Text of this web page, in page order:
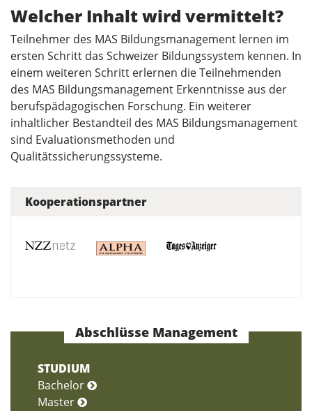
Welcher Inhalt wird vermittelt?
Teilnehmer des MAS Bildungsmanagement lernen im
ersten Schritt das Schweizer Bildungssystem kennen. In
einem weiteren Schritt erlernen die Teilnehmenden
des MAS Bildungsmanagement Erkenntnisse aus der
berufspädagogischen Forschung. Ein weiterer
inhaltlicher Bestandteil des MAS Bildungsmanagement
sind Evaluationsmethoden und
Qualitätssicherungssysteme.
Kooperationspartner
Abschlüsse Management
STUDIUM
Bachelor
Master